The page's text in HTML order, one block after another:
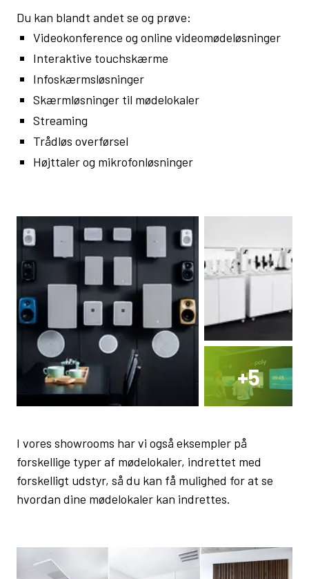
Du kan blandt andet se og prøve:
Videokonference og online videomødeløsninger
Interaktive touchskærme
Infoskærmsløsninger
Skærmløsninger til mødelokaler
Streaming
Trådløs overførsel
Højttaler og mikrofonløsninger
+5
I vores showrooms har vi også eksempler på
forskellige typer af mødelokaler, indrettet med
forskelligt udstyr, så du kan få mulighed for at se
hvordan dine mødelokaler kan indrettes.